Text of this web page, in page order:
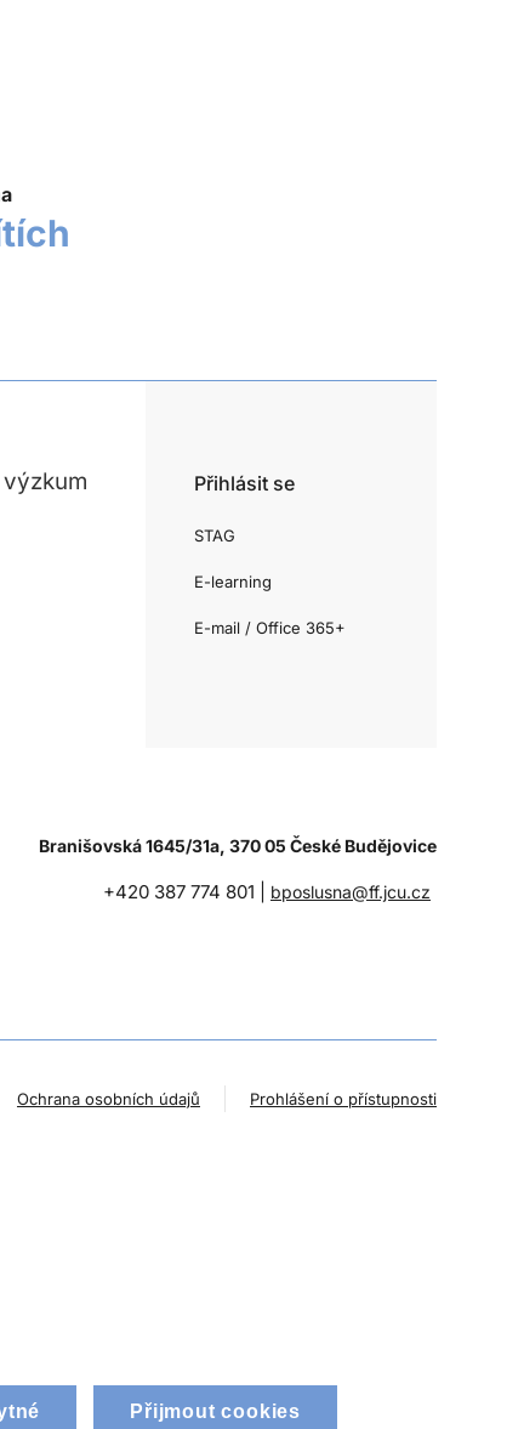
Přihlásit se
STAG
E-learning
E-mail / Office 365+
Branišovská 1645/31a, 370 05 České Budějovice
+420 387 774 801 | bposlusna@ff.jcu.cz
Ochrana osobních údajů Prohlášení o přístupnosti
Přijmout cookies